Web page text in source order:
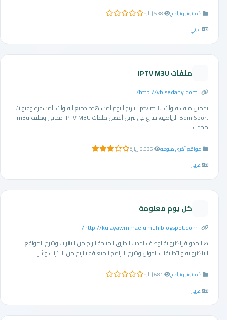
كمبيوتر وبرامج 0.0 من 5 نجوم
عربي
ملفات IPTV M3U
http://vb.sedany.com/
تحميل ملف قنوات iptv m3u بتاريخ اليوم لمشاهدة جميع القنوات المشفرة وقنوات
Bein Sport الرياضية، سارع في تنزيل أفضل ملفات IPTV M3U مجاني وملف m3u
محدث. ...
مواقع أخرى منوعه 3.0 من 5 نجوم
عربي
كل يوم معلومة
http://kulayawmmaelumuh.blogspot.com/
هيا مدونة إلكترونية لوصف احدث الطرق المتاحة للربح من الانترنت وشرح المواقع
الالكترونيه والتطبيقات الجوال وشرح البرامج المتعلقه بالربح من الانترنت وشر ...
كمبيوتر وبرامج 0.0 من 5 نجوم
عربي